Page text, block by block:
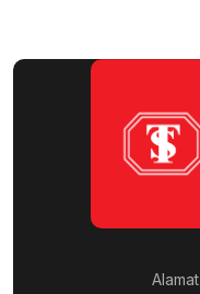
Alamat